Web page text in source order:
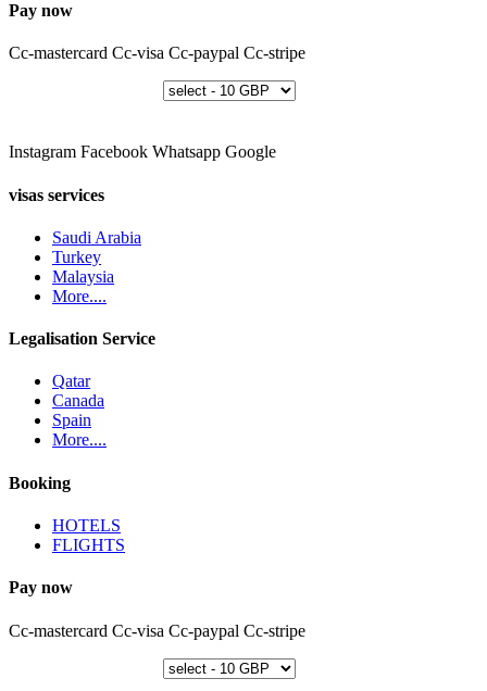
Pay now
Cc-mastercard Cc-visa Cc-paypal Cc-stripe
Instagram Facebook Whatsapp Google
visas services
Saudi Arabia
Turkey
Malaysia
More....
Legalisation Service
Qatar
Canada
Spain
More....
Booking
HOTELS
FLIGHTS
Pay now
Cc-mastercard Cc-visa Cc-paypal Cc-stripe